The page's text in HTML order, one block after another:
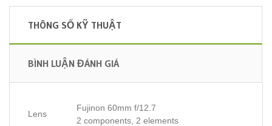
THÔNG SỐ KỸ THUẬT
BÌNH LUẬN ĐÁNH GIÁ
Lens
Fujinon 60mm f/12.7
2 components, 2 elements